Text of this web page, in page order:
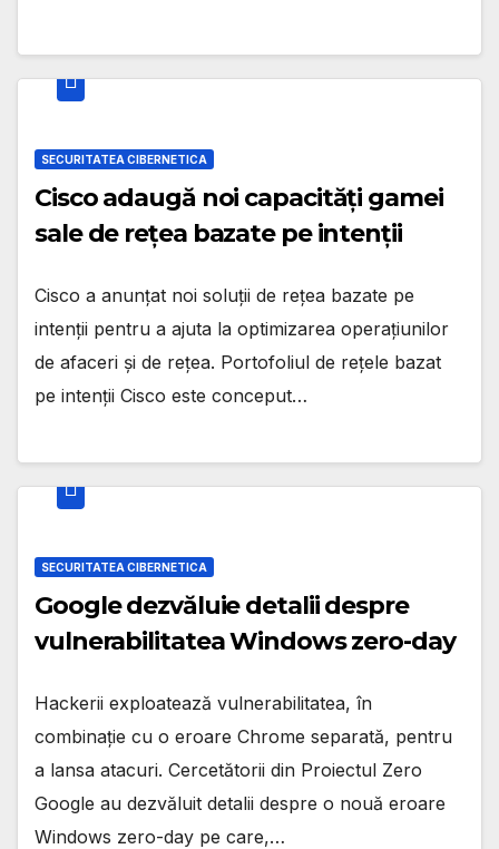
SECURITATEA CIBERNETICA
Cisco adaugă noi capacități gamei
sale de rețea bazate pe intenții
Cisco a anunțat noi soluții de rețea bazate pe
intenții pentru a ajuta la optimizarea operațiunilor
de afaceri și de rețea. Portofoliul de rețele bazat
pe intenții Cisco este conceput…
SECURITATEA CIBERNETICA
Google dezvăluie detalii despre
vulnerabilitatea Windows zero-day
Hackerii exploatează vulnerabilitatea, în
combinație cu o eroare Chrome separată, pentru
a lansa atacuri. Cercetătorii din Proiectul Zero
Google au dezvăluit detalii despre o nouă eroare
Windows zero-day pe care,…